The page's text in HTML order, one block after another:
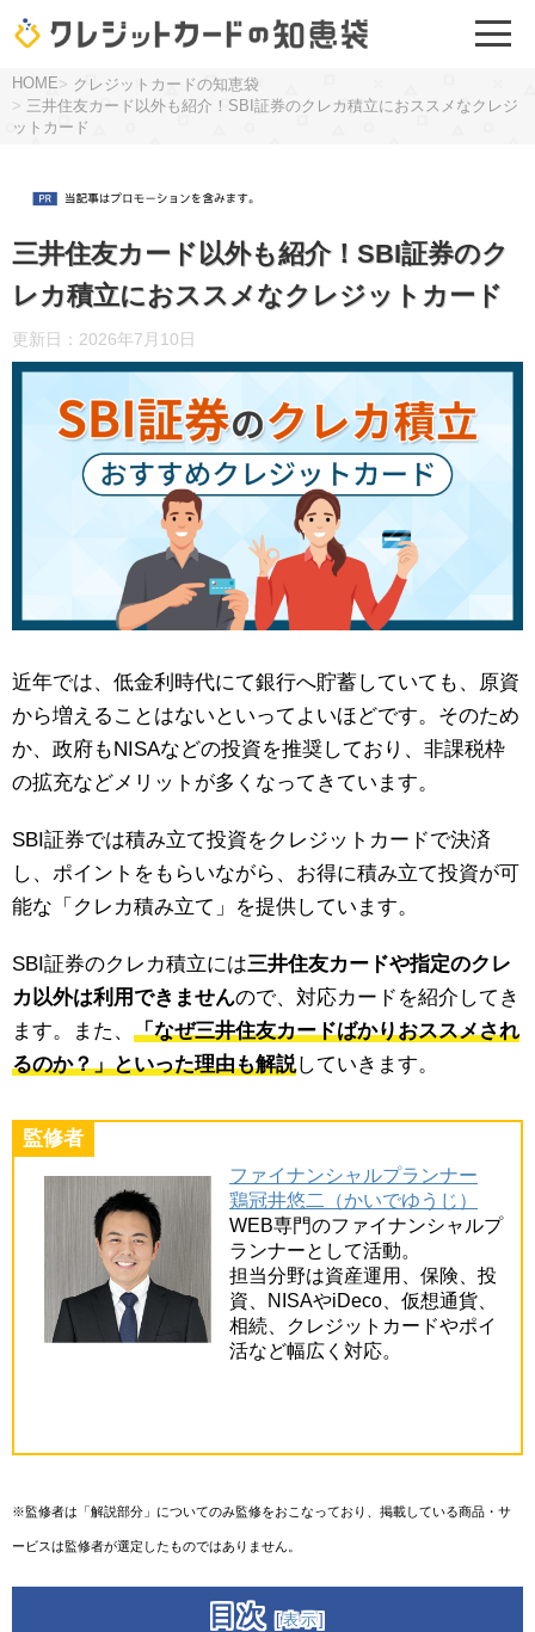
HOME> クレジットカードの知恵袋
> 三井住友カード以外も紹介！SBI証券のクレカ積立におススメなクレジ
ットカード
三井住友カード以外も紹介！SBI証券のク
レカ積立におススメなクレジットカード
更新日： 2026年7月10日
近年では、低金利時代にて銀行へ貯蓄していても、原資
から増えることはないといってよいほどです。そのため
か、政府もNISAなどの投資を推奨しており、非課税枠
の拡充などメリットが多くなってきています。
SBI証券では積み立て投資をクレジットカードで決済
し、ポイントをもらいながら、お得に積み立て投資が可
能な「クレカ積み立て」を提供しています。
SBI証券のクレカ積立には三井住友カードや指定のクレ
カ以外は利用できませんので、対応カードを紹介してき
ます。また、 「なぜ三井住友カードばかりおススメされ
るのか？」といった理由も解説していきます。
監修者
ファイナンシャルプランナー
鶏冠井悠二（かいでゆうじ）
WEB専門のファイナンシャルプ
ランナーとして活動。
担当分野は資産運用、保険、投
資、NISAやiDeco、仮想通貨、
相続、クレジットカードやポイ
活など幅広く対応。
※監修者は「解説部分」についてのみ監修をおこなっており、掲載している商品・サ
ービスは監修者が選定したものではありません。
目次 [表示]